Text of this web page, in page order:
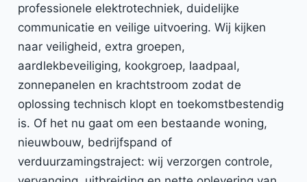
professionele elektrotechniek, duidelijke
communicatie en veilige uitvoering. Wij kijken
naar veiligheid, extra groepen,
aardlekbeveiliging, kookgroep, laadpaal,
zonnepanelen en krachtstroom zodat de
oplossing technisch klopt en toekomstbestendig
is. Of het nu gaat om een bestaande woning,
nieuwbouw, bedrijfspand of
verduurzamingstraject: wij verzorgen controle,